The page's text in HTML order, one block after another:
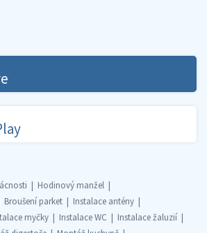
Hodinový manžel
Broušení parket
Instalace antény
myčky Instalace WC
Instalace žaluzií